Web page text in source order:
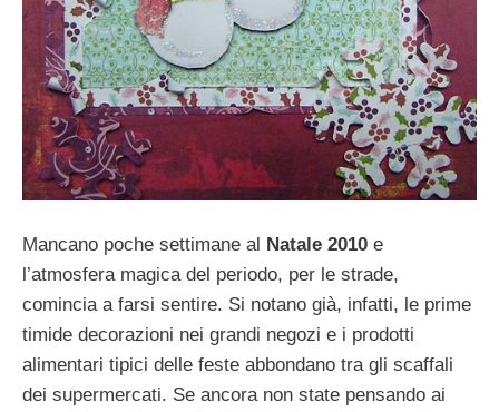
Mancano poche settimane al Natale 2010 e
l’atmosfera magica del periodo, per le strade,
comincia a farsi sentire. Si notano già, infatti, le prime
timide decorazioni nei grandi negozi e i prodotti
alimentari tipici delle feste abbondano tra gli scaffali
dei supermercati. Se ancora non state pensando ai